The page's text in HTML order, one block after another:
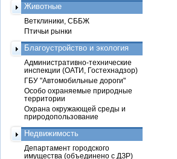
Животные
Ветклиники, СББЖ
Птичьи рынки
Благоустройство и экология
Административно-технические
инспекции (ОАТИ, Гостехнадзор)
ГБУ "Автомобильные дороги"
Особо охраняемые природные
территории
Охрана окружающей среды и
природопользование
Недвижимость
Департамент городского
имущества (объединено с ДЗР)